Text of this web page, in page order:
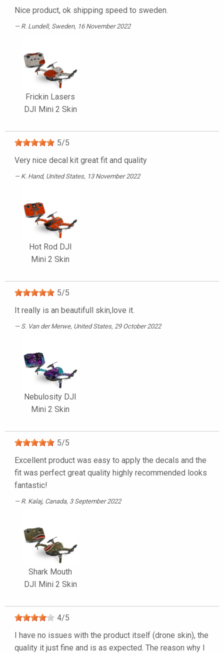
Nice product, ok shipping speed to sweden.
R. Lundell, Sweden, 16 November 2022
Frickin Lasers
DJI Mini 2 Skin
5/5
Very nice decal kit great fit and quality
K. Hand, United States, 13 November 2022
Hot Rod DJI
Mini 2 Skin
5/5
It really is an beautifull skin,love it.
S. Van der Merwe, United States, 29 October 2022
Nebulosity DJI
Mini 2 Skin
5/5
Excellent product was easy to apply the decals and the
fit was perfect great quality highly recommended looks
fantastic!
R. Kalaj, Canada, 3 September 2022
Shark Mouth
DJI Mini 2 Skin
4/5
I have no issues with the product itself (drone skin), the
quality it just fine and is as expected. The reason why I